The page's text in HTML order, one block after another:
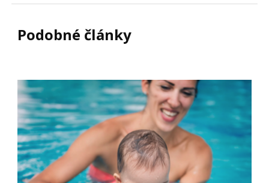
Podobné články